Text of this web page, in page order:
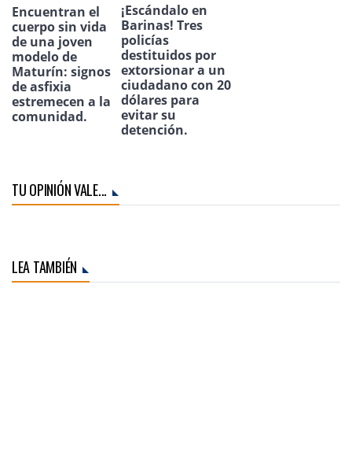
Encuentran el
cuerpo sin vida
de una joven
modelo de
Maturín: signos
de asfixia
estremecen a la
comunidad.
¡Escándalo en
Barinas! Tres
policías
destituidos por
extorsionar a un
ciudadano con 20
dólares para
evitar su
detención.
TU OPINIÓN VALE...
LEA TAMBIÉN